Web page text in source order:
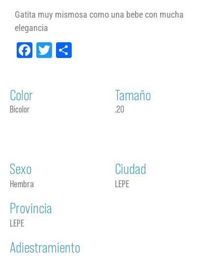
Gatita muy mismosa como una bebe con mucha
elegancia
Facebook
Twitter
Color
Bicolor
Tamaño
.20
Sexo
Hembra
Ciudad
LEPE
Provincia
LEPE
Adiestramiento